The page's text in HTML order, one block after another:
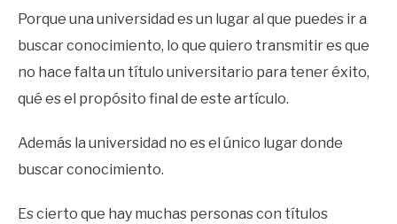
Porque una universidad es un lugar al que puedes ir a
buscar conocimiento, lo que quiero transmitir es que
no hace falta un título universitario para tener éxito,
qué es el propósito final de este artículo.
Además la universidad no es el único lugar donde
buscar conocimiento.
Es cierto que hay muchas personas con títulos